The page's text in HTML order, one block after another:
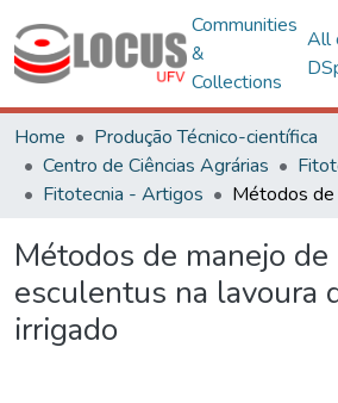
Communities
&
Collections
All
Home
Produção Técnico-científica
Centro de Ciências Agrárias
Fitotecnia - Artigos
Métodos de manejo de
esculentus na lavoura
irrigado